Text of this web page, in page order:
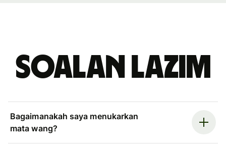
Soalan Lazim
Bagaimanakah saya menukarkan
mata wang?